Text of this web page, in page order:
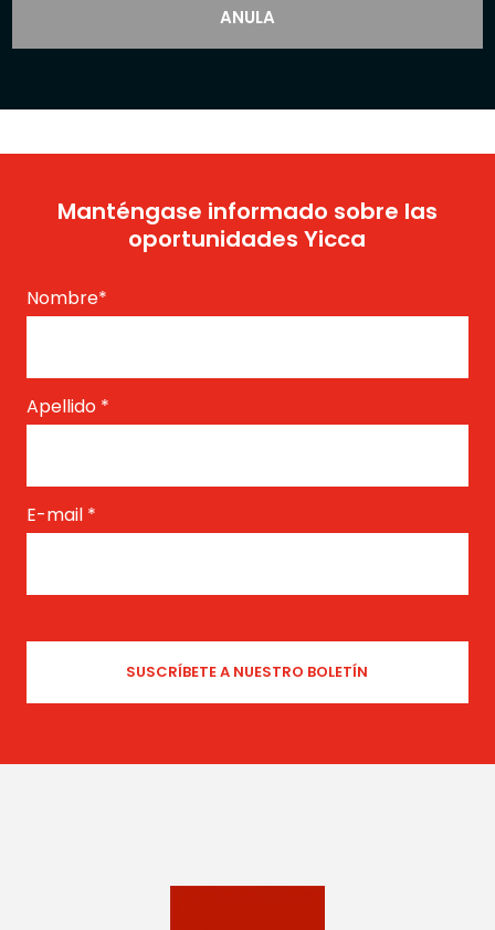
ANULA
Manténgase informado sobre las
oportunidades Yicca
Nombre*
Apellido *
E-mail *